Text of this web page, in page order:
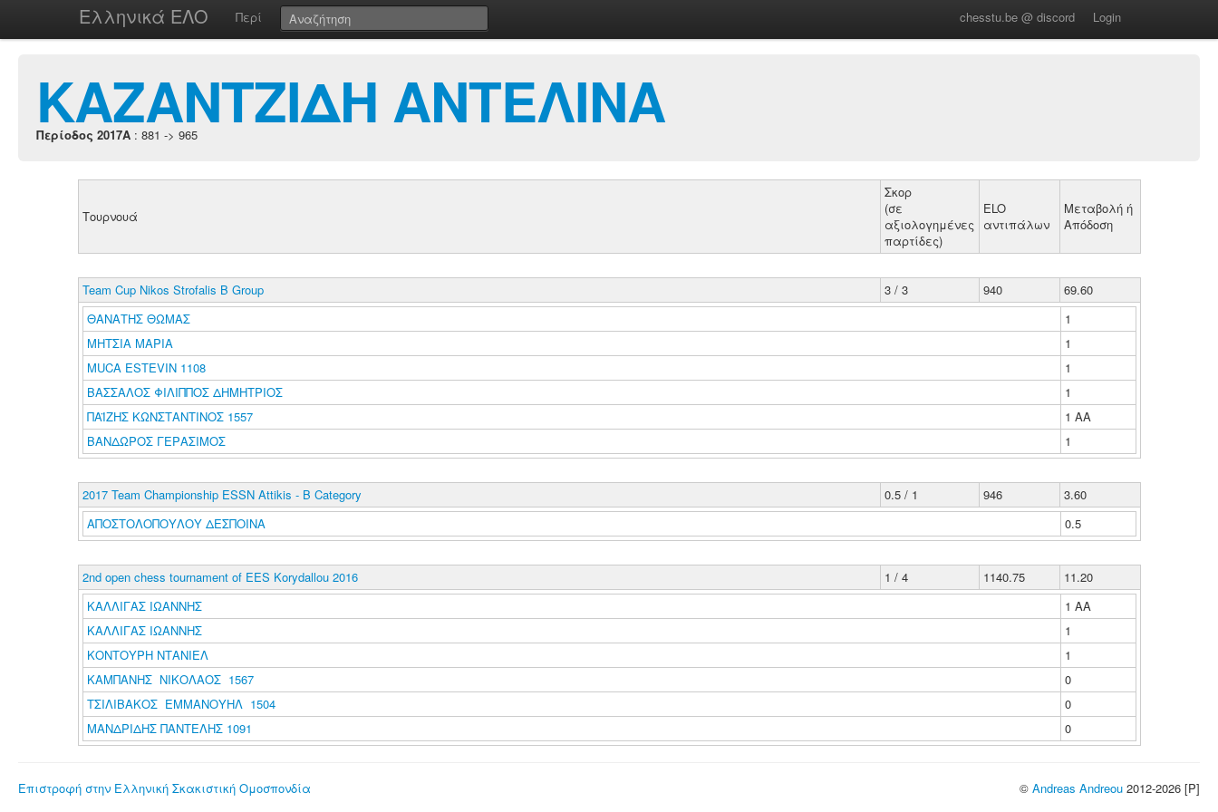
Ελληνικά ΕΛΟ Περί chesstu.be @ discord Login
ΚΑΖΑΝΤΖΙΔΗ ΑΝΤΕΛΙΝΑ
Περίοδος 2017A : 881 -> 965
Τουρνουά
Σκορ
(σε
αξιολογημένες
παρτίδες)
ELO
αντιπάλων
Μεταβολή ή
Απόδοση
Team Cup Nikos Strofalis B Group 3 / 3 940
69.60
ΘΑΝΑΤΗΣ ΘΩΜΑΣ
1
ΜΗΤΣΙΑ ΜΑΡΙΑ
1
MUCA ESTEVIN 1108
1
ΒΑΣΣΑΛΟΣ ΦΙΛΙΠΠΟΣ ΔΗΜΗΤΡΙΟΣ
1
ΠΑΪΖΗΣ ΚΩΝΣΤΑΝΤΙΝΟΣ 1557
1 ΑΑ
ΒΑΝΔΩΡΟΣ ΓΕΡΑΣΙΜΟΣ
1
2017 Team Championship ESSN Attikis - B Category 0.5 / 1 946
3.60
ΑΠΟΣΤΟΛΟΠΟΥΛΟΥ ΔΕΣΠΟΙΝΑ
0.5
2nd open chess tournament of EES Korydallou 2016 1 / 4 1140.75
11.20
ΚΑΛΛΙΓΑΣ ΙΩΑΝΝΗΣ
1 ΑΑ
ΚΑΛΛΙΓΑΣ ΙΩΑΝΝΗΣ
1
ΚΟΝΤΟΥΡΗ ΝΤΑΝΙΕΛ
1
ΚΑΜΠΑΝΗΣ ΝΙΚΟΛΑΟΣ 1567
0
ΤΣΙΛΙΒΑΚΟΣ ΕΜΜΑΝΟΥΗΛ 1504
0
ΜΑΝΔΡΙΔΗΣ ΠΑΝΤΕΛΗΣ 1091
0
Επιστροφή στην Ελληνική Σκακιστική Ομοσπονδία © Andreas Andreou 2012-2026 [P]